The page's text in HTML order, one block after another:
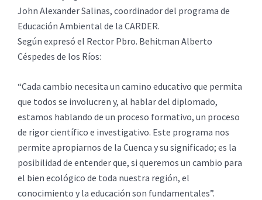
John Alexander Salinas, coordinador del programa de
Educación Ambiental de la CARDER.
Según expresó el Rector Pbro. Behitman Alberto
Céspedes de los Ríos:
“Cada cambio necesita un camino educativo que permita
que todos se involucren y, al hablar del diplomado,
estamos hablando de un proceso formativo, un proceso
de rigor científico e investigativo. Este programa nos
permite apropiarnos de la Cuenca y su significado; es la
posibilidad de entender que, si queremos un cambio para
el bien ecológico de toda nuestra región, el
conocimiento y la educación son fundamentales”.